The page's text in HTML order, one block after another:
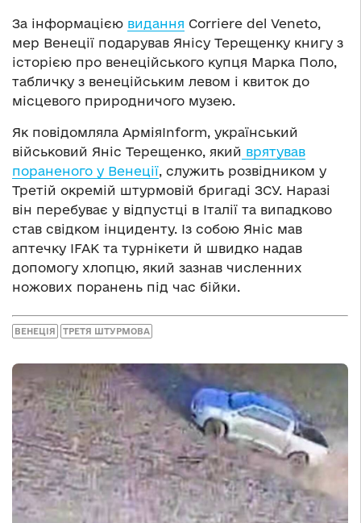
За інформацією видання Corriere del Veneto,
мер Венеції подарував Янісу Терещенку книгу з
історією про венеційського купця Марка Поло,
табличку з венеційським левом і квиток до
місцевого природничого музею.
Як повідомляла АрміяInform, український
військовий Яніс Терещенко, який врятував
пораненого у Венеції, служить розвідником у
Третій окремій штурмовій бригаді ЗСУ. Наразі
він перебуває у відпустці в Італії та випадково
став свідком інциденту. Із собою Яніс мав
аптечку IFAK та турнікети й швидко надав
допомогу хлопцю, який зазнав численних
ножових поранень під час бійки.
ВЕНЕЦІЯ ТРЕТЯ ШТУРМОВА